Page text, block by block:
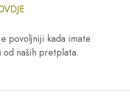
povoljniji kada imate
od naših pretplata.